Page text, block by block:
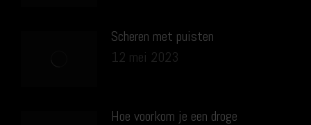
Scheren met puisten
12 mei 2023
Hoe voorkom je een droge